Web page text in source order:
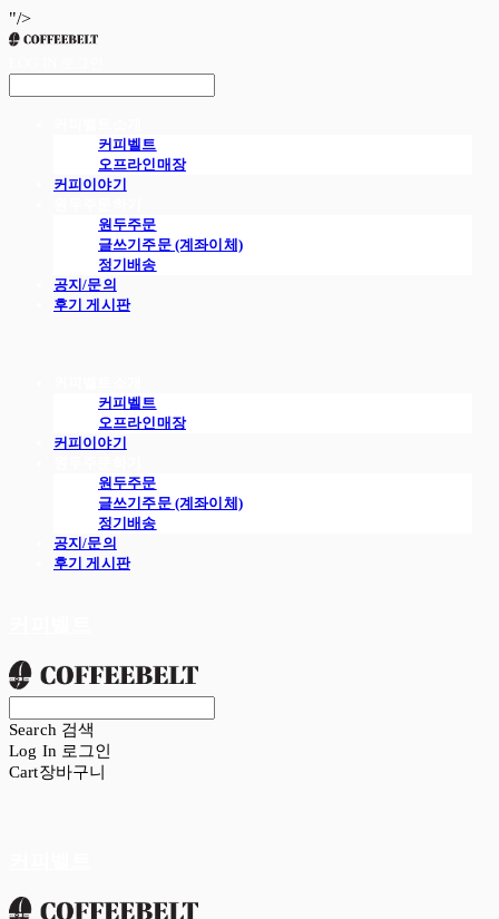
"/>
커피벨트
오프라인매장
커피이야기
원두주문
글쓰기주문 (계좌이체)
정기배송
공지/문의
후기 게시판
커피벨트
오프라인매장
커피이야기
원두주문
글쓰기주문 (계좌이체)
정기배송
공지/문의
후기 게시판
Search 검색
Log In 로그인
Cart장바구니